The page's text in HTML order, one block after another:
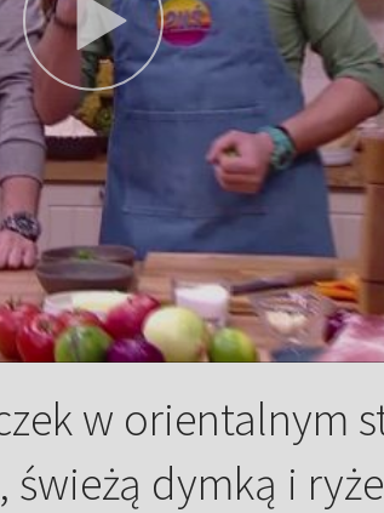
w orientalnym
świeżą dymką i